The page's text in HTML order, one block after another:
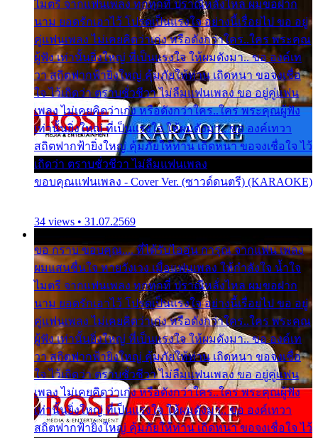
ไมตรี จากแฟนเพลง ทุกทุกที่ ปราณีหลั่งไหล ผมขอฝาก
นาม ยอดรักเอาไว้ โปรดเป็นแรงใจ อย่างนี้เรื่อยไป ขอ อยู่
คู่แฟนเพลง ไม่เคยคิดว่าเก่ง หรือดังกว่าใคร..ใคร พระคุณ
ผู้ฟัง เท่านั้นยิ่งใหญ่ ที่เป็นแรงใจ ให้ผมดังมา.. ขอ องค์เท
วา สถิตฟากฟ้ายิ่งใหญ่ คุ้มภัยให้ท่าน เถิดหนา ขอจงเชื่อ
ใจ ไว้เถิดว่า ตราบชั่วชีวา ไม่ลืมแฟนเพลง ขอ อยู่คู่แฟน
เพลง ไม่เคยคิดว่าเก่ง หรือดังกว่าใคร..ใคร พระคุณผู้ฟัง
เท่านั้นยิ่งใหญ่ ที่เป็นแรงใจ ให้ผมดังมา.. ขอ องค์เทวา
สถิตฟากฟ้ายิ่งใหญ่ คุ้มภัยให้ท่าน เถิดหนา ขอจงเชื่อใจ ไว้
เถิดว่า ตราบชั่วชีวา ไม่ลืมแฟนเพลง
ขอบคุณแฟนเพลง - Cover Ver. (ซาวด์ดนตรี) (KARAOKE)
34 views • 31.07.2569
ขอ กราบ ขอบคุณ.... ที่ได้รับไออุ่น การุณ จากแฟน เพลง
ผมแสนชื่นใจ หายวังเวง เมื่อแฟนเพลง ให้กำลังใจ น้ำใจ
ไมตรี จากแฟนเพลง ทุกทุกที่ ปราณีหลั่งไหล ผมขอฝาก
นาม ยอดรักเอาไว้ โปรดเป็นแรงใจ อย่างนี้เรื่อยไป ขอ อยู่
คู่แฟนเพลง ไม่เคยคิดว่าเก่ง หรือดังกว่าใคร..ใคร พระคุณ
ผู้ฟัง เท่านั้นยิ่งใหญ่ ที่เป็นแรงใจ ให้ผมดังมา.. ขอ องค์เท
วา สถิตฟากฟ้ายิ่งใหญ่ คุ้มภัยให้ท่าน เถิดหนา ขอจงเชื่อ
ใจ ไว้เถิดว่า ตราบชั่วชีวา ไม่ลืมแฟนเพลง ขอ อยู่คู่แฟน
เพลง ไม่เคยคิดว่าเก่ง หรือดังกว่าใคร..ใคร พระคุณผู้ฟัง
เท่านั้นยิ่งใหญ่ ที่เป็นแรงใจ ให้ผมดังมา.. ขอ องค์เทวา
สถิตฟากฟ้ายิ่งใหญ่ คุ้มภัยให้ท่าน เถิดหนา ขอจงเชื่อใจ ไว้